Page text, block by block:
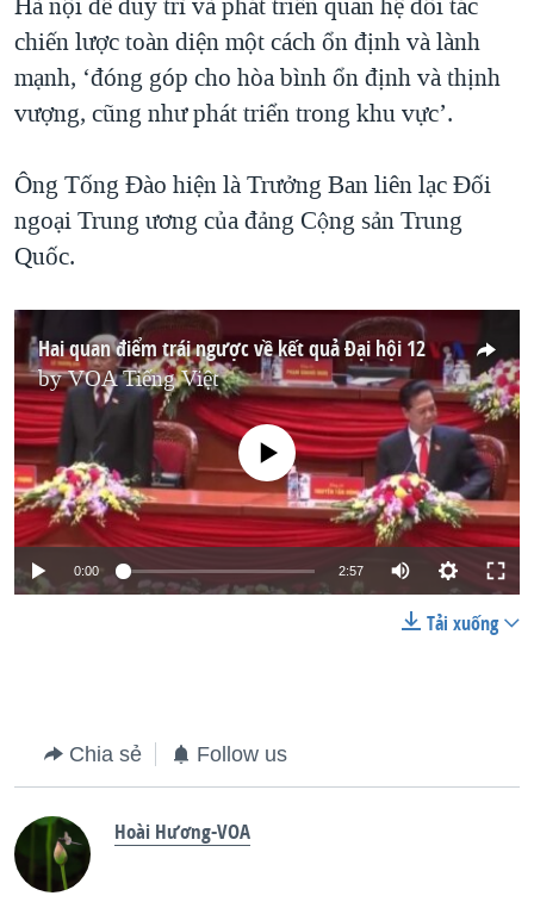
chiến lược toàn diện một cách ổn định và lành
mạnh, ‘đóng góp cho hòa bình ổn định và thịnh
vượng, cũng như phát triển trong khu vực’.
Ông Tống Đào hiện là Trưởng Ban liên lạc Đối
ngoại Trung ương của đảng Cộng sản Trung
Quốc.
Hai quan điểm trái ngược về kết quả Đại hội 12
byVOA Tiếng Việt
No media source currently available
0:00 2:57
Tải xuống
Chia sẻ Follow us
Hoài Hương-VOA